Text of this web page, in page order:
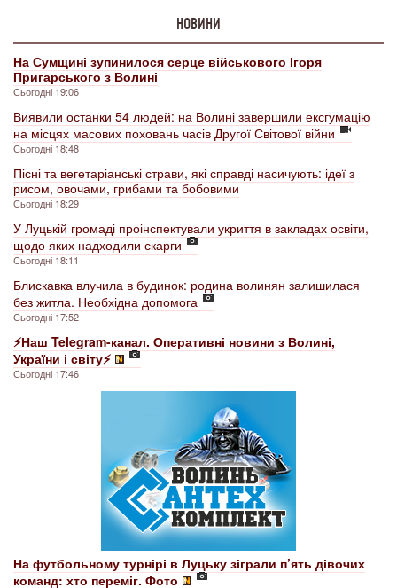
НОВИНИ
На Сумщині зупинилося серце військового Ігоря
Пригарського з Волині
Сьогодні 19:06
Виявили останки 54 людей: на Волині завершили ексгумацію
на місцях масових поховань часів Другої Світової війни
Сьогодні 18:48
Пісні та вегетаріанські страви, які справді насичують: ідеї з
рисом, овочами, грибами та бобовими
Сьогодні 18:29
У Луцькій громаді проінспектували укриття в закладах освіти,
щодо яких надходили скарги
Сьогодні 18:11
Блискавка влучила в будинок: родина волинян залишилася
без житла. Необхідна допомога
Сьогодні 17:52
⚡️Наш Telegram-канал. Оперативні новини з Волині,
України і світу⚡️
Сьогодні 17:46
На футбольному турнірі в Луцьку зіграли п’ять дівочих
команд: хто переміг. Фото